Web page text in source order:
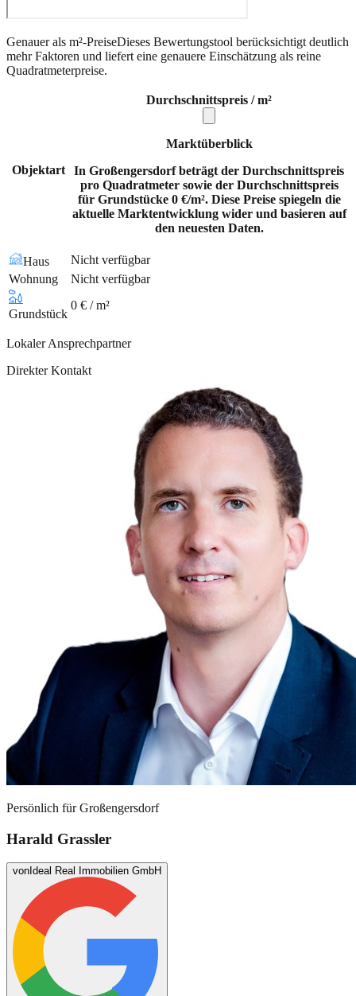
Genauer als m²-PreiseDieses Bewertungstool berücksichtigt deutlich
mehr Faktoren und liefert eine genauere Einschätzung als reine
Quadratmeterpreise.
Objektart
Durchschnittspreis / m²
Marktüberblick
In Großengersdorf beträgt der Durchschnittspreis
pro Quadratmeter sowie der Durchschnittspreis
für Grundstücke 0 €/m². Diese Preise spiegeln die
aktuelle Marktentwicklung wider und basieren auf
den neuesten Daten.
Haus
Nicht verfügbar
Wohnung
Nicht verfügbar
Grundstück
0 € / m²
Lokaler Ansprechpartner
Direkter Kontakt
Persönlich fürGroßengersdorf
Harald Grassler
von Ideal Real Immobilien GmbH